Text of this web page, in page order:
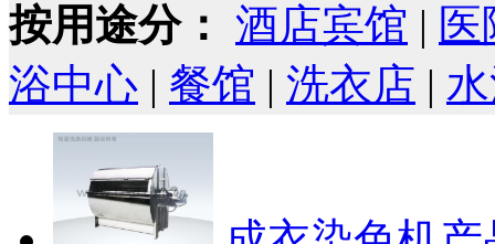
按用途分： 酒店宾馆 | 医
浴中心 | 餐馆 | 洗衣店 |